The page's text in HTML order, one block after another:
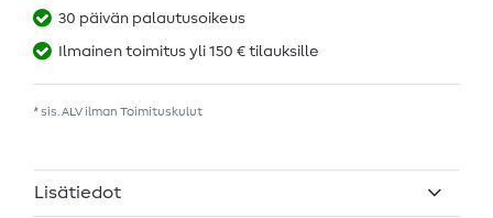
30 päivän palautusoikeus
Ilmainen toimitus yli 150 € tilauksille
* sis. ALV ilman Toimituskulut
Lisätiedot